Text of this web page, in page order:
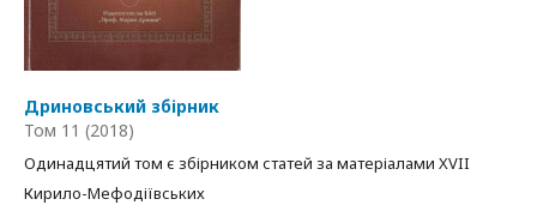
Дриновський збірник
Том 11 (2018)
Одинадцятий том є збірником статей за матеріалами XVII
Кирило-Мефодіївських